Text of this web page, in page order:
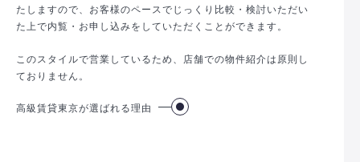
たしますので、お客様のペースでじっくり比較・検討いただい
た上で内覧・お申し込みをしていただくことができます。
このスタイルで営業しているため、店舗での物件紹介は原則し
ておりません。
高級賃貸東京が選ばれる理由